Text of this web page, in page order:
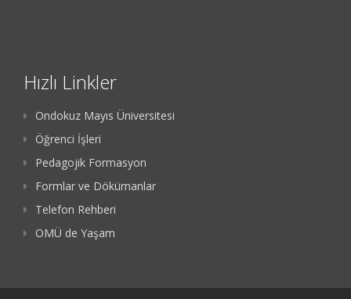
Hızlı Linkler
Ondokuz Mayıs Üniversitesi
Öğrenci İşleri
Pedagojik Formasyon
Formlar ve Dökümanlar
Telefon Rehberi
OMÜ de Yaşam